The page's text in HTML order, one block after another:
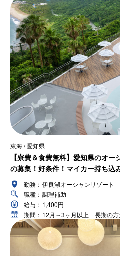
東海 / 愛知県
【寮費＆食費無料】愛知県のオ
の募集！好条件！マイカー持ち込
勤務： 伊良湖オーシャンリゾート
職種： 調理補助
給与： 1,400円
期間： 12月～3ヶ月以上 長期の方